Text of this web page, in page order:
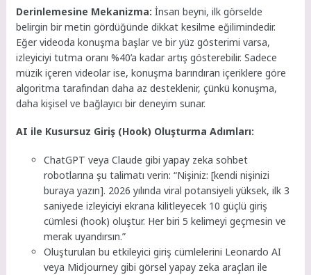
Derinlemesine Mekanizma: İnsan beyni, ilk görselde
belirgin bir metin gördüğünde dikkat kesilme eğilimindedir.
Eğer videoda konuşma başlar ve bir yüz gösterimi varsa,
izleyiciyi tutma oranı %40’a kadar artış gösterebilir. Sadece
müzik içeren videolar ise, konuşma barındıran içeriklere göre
algoritma tarafından daha az desteklenir, çünkü konuşma,
daha kişisel ve bağlayıcı bir deneyim sunar.
AI ile Kusursuz Giriş (Hook) Oluşturma Adımları:
ChatGPT veya Claude gibi yapay zeka sohbet
robotlarına şu talimatı verin: “Nişiniz: [kendi nişinizi
buraya yazın]. 2026 yılında viral potansiyeli yüksek, ilk 3
saniyede izleyiciyi ekrana kilitleyecek 10 güçlü giriş
cümlesi (hook) oluştur. Her biri 5 kelimeyi geçmesin ve
merak uyandırsın.”
Oluşturulan bu etkileyici giriş cümlelerini Leonardo AI
veya Midjourney gibi görsel yapay zeka araçları ile